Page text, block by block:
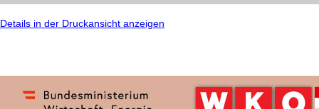
Details in der Druckansicht anzeigen